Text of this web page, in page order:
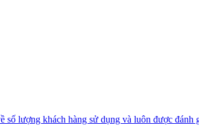
lượng khách hàng sử dụng và luôn được